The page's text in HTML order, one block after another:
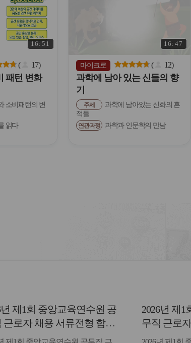
심
아
이
콘
16:51
( 17)
패턴 변화
소비패턴의 변
읽다
16:47
마이크로 ( 12)
과학에 남아 있는 신들의 향
기
주제
과학에 남아있는 신화의 흔
적들
연관과정 과학과 인문학의 만남
년 제1회 중앙교육연수원 공
근로자 채용 서류전형 합격
면접일정 안내
2026년 제
무직 근로